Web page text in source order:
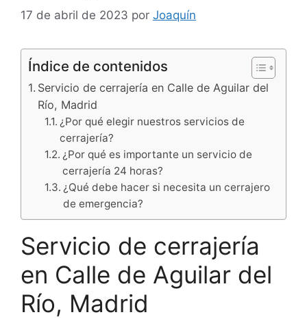
17 de abril de 2023 por Joaquín
Índice de contenidos
Servicio de cerrajería en Calle de Aguilar del
Río, Madrid
¿Por qué elegir nuestros servicios de
cerrajería?
¿Por qué es importante un servicio de
cerrajería 24 horas?
¿Qué debe hacer si necesita un cerrajero
de emergencia?
Servicio de cerrajería
en Calle de Aguilar del
Río, Madrid